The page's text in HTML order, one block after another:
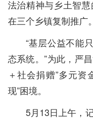
法治精神与乡土智
在三个乡镇复制推广。
“基层公益不能
态系统。”为此，严
＋社会捐赠”多元资
现”困境。
5月13日上午，